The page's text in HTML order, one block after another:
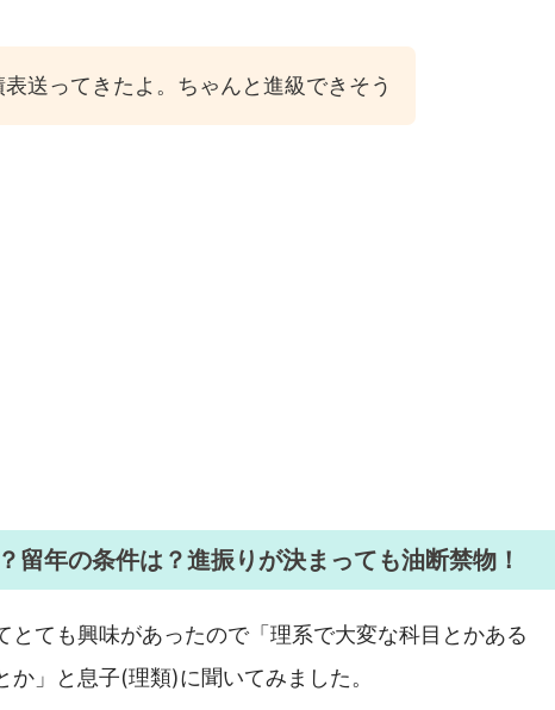
送ってきたよ。ちゃんと進級できそう
留年の条件は？進振りが決まっても油断禁物！
とても興味があったので「理系で大変な科目とかある
」と息子(理類)に聞いてみました。